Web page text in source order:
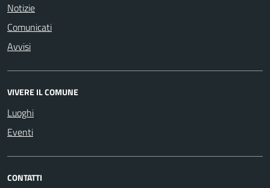
Notizie
Comunicati
Avvisi
VIVERE IL COMUNE
Luoghi
Eventi
CONTATTI